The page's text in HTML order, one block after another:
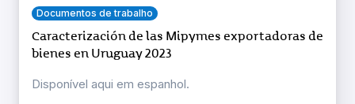
Documentos de trabalho
Caracterización de las Mipymes exportadoras de
bienes en Uruguay 2023
Disponível aqui em espanhol.